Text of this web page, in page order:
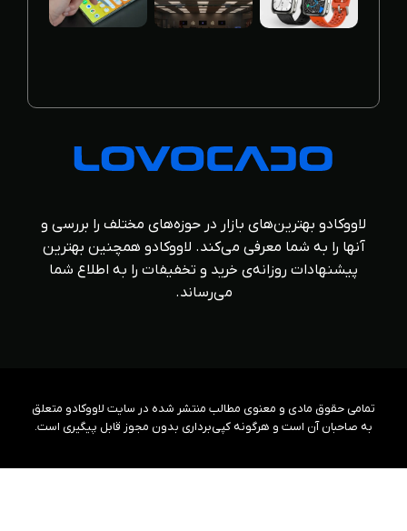
لاووکادو بهترین‌های بازار در حوزه‌های مختلف را بررسی و
آنها را به شما معرفی می‌کند. لاووکادو همچنین بهترین
پیشنهادات روزانه‌ی خرید و تخفیفات را به اطلاع شما
می‌رساند.
تمامی حقوق مادی و معنوی مطالب منتشر شده در سایت لاووکادو متعلق
به صاحبان آن است و هرگونه کپی‌برداری بدون مجوز قابل پیگیری است.